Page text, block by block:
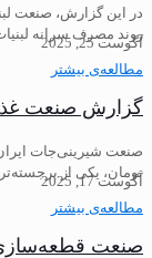
در این گزارش، صنعت
روند مصرف سرانه
مطالعه‌ی بیشتر
آگوست 25, 2025
گزارش صنعت
تومان، یکی از
مطالعه‌ی بیشتر
آگوست 17, 2025
صنعت